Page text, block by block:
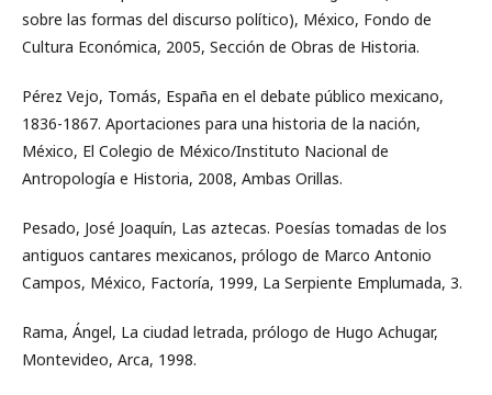
sobre las formas del discurso político), México, Fondo de
Cultura Económica, 2005, Sección de Obras de Historia.
Pérez Vejo, Tomás, España en el debate público mexicano,
1836-1867. Aportaciones para una historia de la nación,
México, El Colegio de México/Instituto Nacional de
Antropología e Historia, 2008, Ambas Orillas.
Pesado, José Joaquín, Las aztecas. Poesías tomadas de los
antiguos cantares mexicanos, prólogo de Marco Antonio
Campos, México, Factoría, 1999, La Serpiente Emplumada, 3.
Rama, Ángel, La ciudad letrada, prólogo de Hugo Achugar,
Montevideo, Arca, 1998.